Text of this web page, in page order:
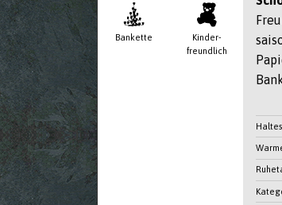
Bankette
Kinder­
freundlich